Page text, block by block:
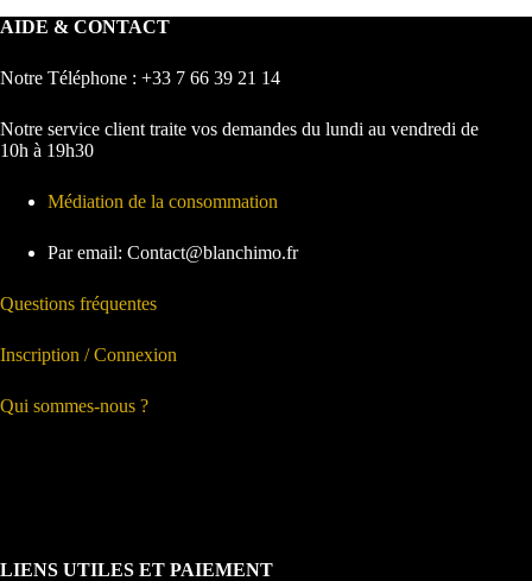
AIDE & CONTACT
Notre Téléphone : +33 7 66 39 21 14
Notre service client traite vos demandes du lundi au vendredi de
10h à 19h30
Médiation de la consommation
Par email: Contact@blanchimo.fr
Questions fréquentes
Inscription / Connexion
Qui sommes-nous ?
LIENS UTILES ET PAIEMENT